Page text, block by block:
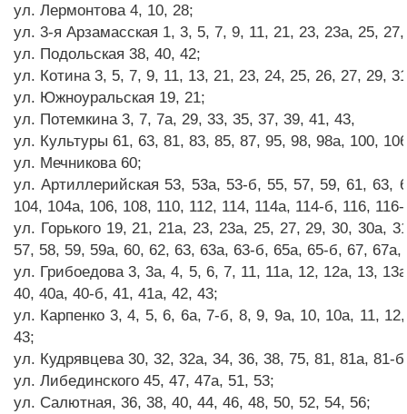
ул. Лермонтова 4, 10, 28;
ул. 3-я Арзамасская 1, 3, 5, 7, 9, 11, 21, 23, 23а, 25,
ул. Подольская 38, 40, 42;
ул. Котина 3, 5, 7, 9, 11, 13, 21, 23, 24, 25, 26, 27, 29,
ул. Южноуральская 19, 21;
ул. Потемкина 3, 7, 7а, 29, 33, 35, 37, 39, 41, 43,
ул. Культуры 61, 63, 81, 83, 85, 87, 95, 98, 98а, 100,
ул. Мечникова 60;
ул. Артиллерийская 53, 53а, 53-б, 55, 57, 59, 61,
104, 104а, 106, 108, 110, 112, 114, 114а, 114-б, 116,
ул. Горького 19, 21, 21а, 23, 23а, 25, 27, 29, 30, 30а,
57, 58, 59, 59а, 60, 62, 63, 63а, 63-б, 65а, 65-б, 67,
ул. Грибоедова 3, 3а, 4, 5, 6, 7, 11, 11а, 12, 12а, 13,
40, 40а, 40-б, 41, 41а, 42, 43;
ул. Карпенко 3, 4, 5, 6, 6а, 7-б, 8, 9, 9а, 10, 10а, 11,
43;
ул. Кудрявцева 30, 32, 32а, 34, 36, 38, 75, 81, 81а, 81-
ул. Либединского 45, 47, 47а, 51, 53;
ул. Салютная, 36, 38, 40, 44, 46, 48, 50, 52, 54, 56;